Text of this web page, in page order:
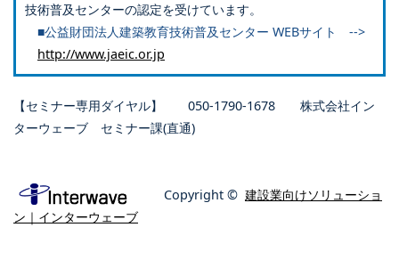
技術普及センターの認定を受けています。
■公益財団法人建築教育技術普及センター WEBサイト -->
http://www.jaeic.or.jp
【セミナー専用ダイヤル】 050-1790-1678 株式会社イン
ターウェーブ セミナー課(直通)
Copyright © 建設業向けソリューショ
ン｜インターウェーブ